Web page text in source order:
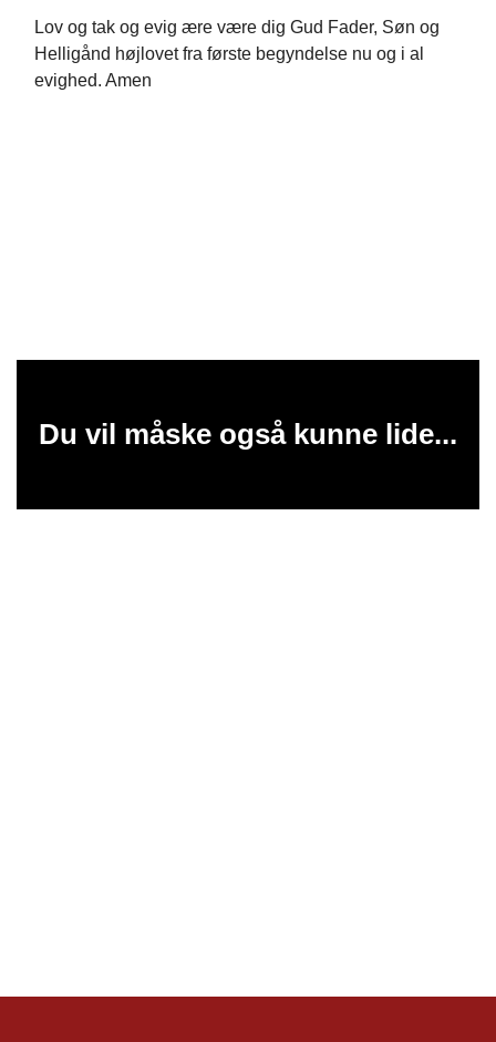
Lov og tak og evig ære være dig Gud Fader, Søn og
Helligånd højlovet fra første begyndelse nu og i al
evighed. Amen
Du vil måske også kunne lide...